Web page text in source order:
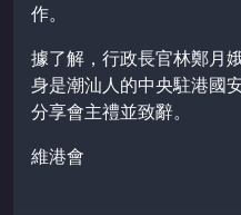
作。
據了解，行政長官林鄭月
身是潮汕人的中央駐港國
分享會主禮並致辭。
維港會